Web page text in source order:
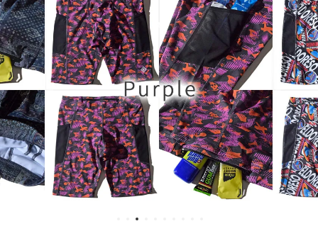
サンダル
インナー
スカート
スパッツ
ウエストポーチ
その他
グローブ
アームカバー
ゲイター
サングラス
ライト
ボトル・携帯カップ
BananaGO(バナナゴー)
Enemoti(エネモチ)
HoneyAction(ハニーアクション)
KODA(コーダ)
Mag-on(マグオン)
MEDALIST(メダリスト)
CIELE(シエル)
CHAORAS(チャオラス)
Clef(クレ)
Columbia・Montrail(コロンビア・モント
レイル)
COMPRESSPORT(コンプレスポーツ)